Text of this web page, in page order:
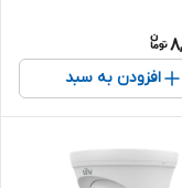
افزودن به سبد